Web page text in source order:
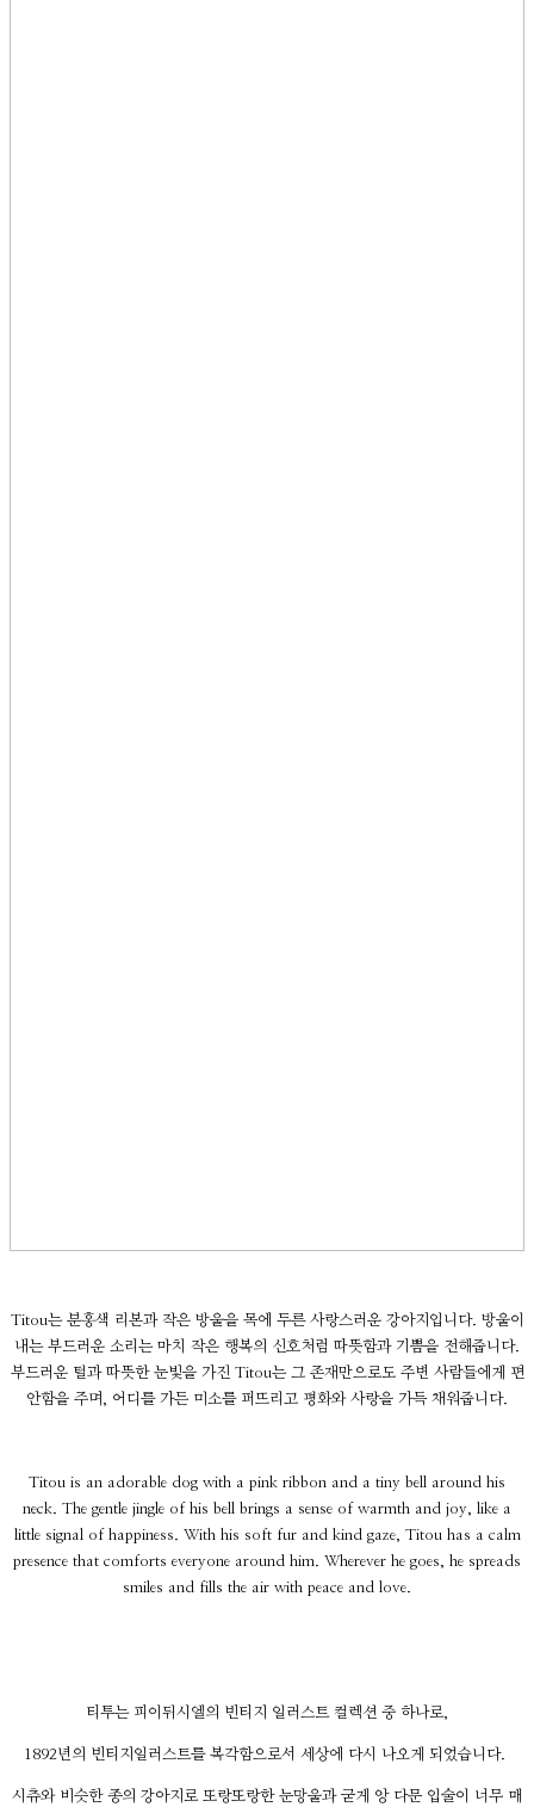
Titou는 분홍색 리본과 작은 방울을 목에 두른 사랑스러운 강아지입니다. 방울이
내는 부드러운 소리는 마치 작은 행복의 신호처럼 따뜻함과 기쁨을 전해줍니다.
부드러운 털과 따뜻한 눈빛을 가진 Titou는 그 존재만으로도 주변 사람들에게 편
안함을 주며, 어디를 가든 미소를 퍼뜨리고 평화와 사랑을 가득 채워줍니다.
Titou is an adorable dog with a pink ribbon and a tiny bell around his
neck. The gentle jingle of his bell brings a sense of warmth and joy, like a
little signal of happiness. With his soft fur and kind gaze, Titou has a calm
presence that comforts everyone around him. Wherever he goes, he spreads
smiles and fills the air with peace and love.
티투는 피이뒤시엘의 빈티지 일러스트 컬렉션 중 하나로,
1892년의 빈티지일러스트를 복각함으로서 세상에 다시 나오게 되었습니다.
시츄와 비슷한 종의 강아지로 또랑또랑한 눈망울과 굳게 앙 다문 입술이 너무 매